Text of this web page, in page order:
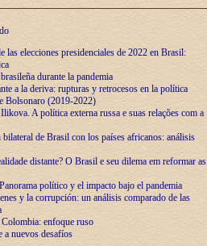
las elecciones presidenciales de 2022 en Brasil:
durante la pandemia
a la deriva: rupturas y retrocesos en la política
Bolsonaro (2019-2022)
A política externa russa e suas relações com a
de Brasil con los países africanos: análisis
distante? O Brasil e seu dilema em reformar as
político y el impacto bajo el pandemia
y la corrupción: un análisis comparado de las
enfoque ruso
nuevos desafíos